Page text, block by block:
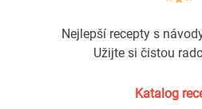
Nejlepší recepty s
Užijte si čistou
Katalog